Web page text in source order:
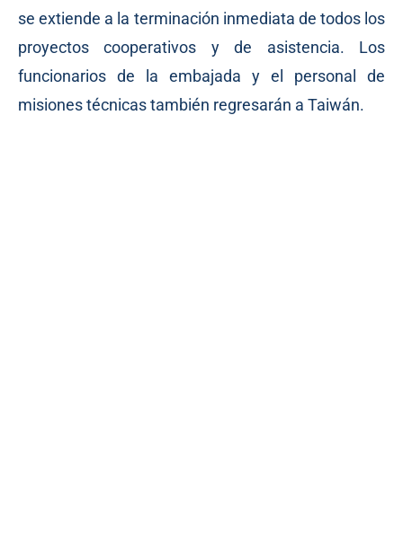
se extiende a la terminación inmediata de todos los
proyectos cooperativos y de asistencia. Los
funcionarios de la embajada y el personal de
misiones técnicas también regresarán a Taiwán.